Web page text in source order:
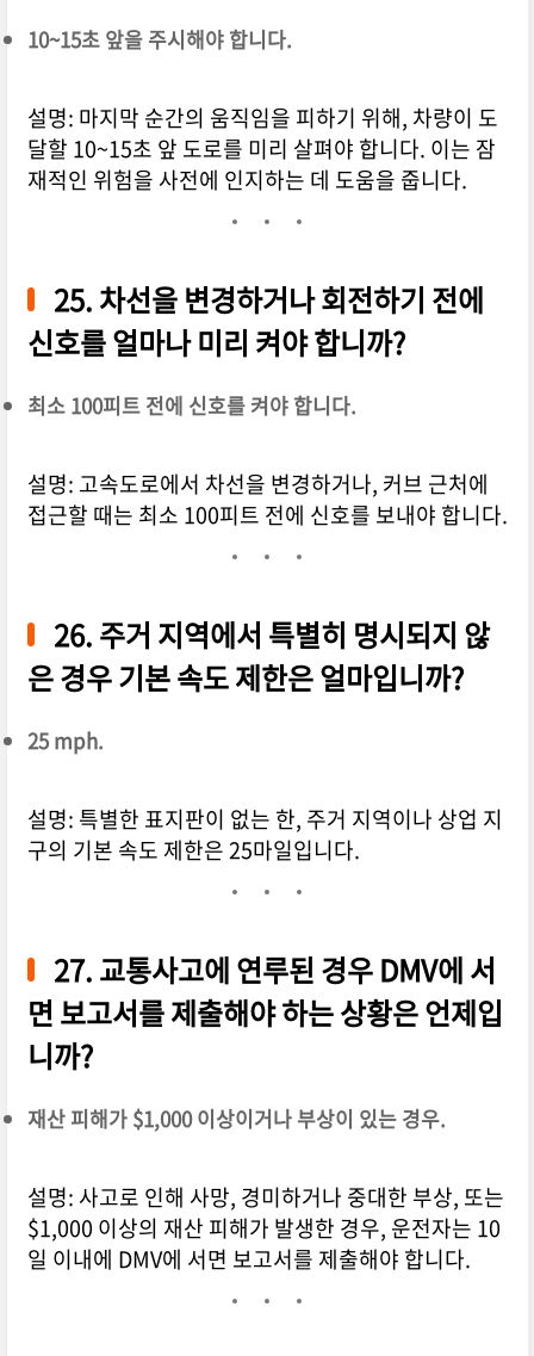
10~15초 앞을 주시해야 합니다.
설명: 마지막 순간의 움직임을 피하기 위해, 차량이 도
달할 10~15초 앞 도로를 미리 살펴야 합니다. 이는 잠
재적인 위험을 사전에 인지하는 데 도움을 줍니다.
25. 차선을 변경하거나 회전하기 전에
신호를 얼마나 미리 켜야 합니까?
최소 100피트 전에 신호를 켜야 합니다.
설명: 고속도로에서 차선을 변경하거나, 커브 근처에
접근할 때는 최소 100피트 전에 신호를 보내야 합니다.
26. 주거 지역에서 특별히 명시되지 않
은 경우 기본 속도 제한은 얼마입니까?
25 mph.
설명: 특별한 표지판이 없는 한, 주거 지역이나 상업 지
구의 기본 속도 제한은 25마일입니다.
27. 교통사고에 연루된 경우 DMV에 서
면 보고서를 제출해야 하는 상황은 언제입
니까?
재산 피해가 $1,000 이상이거나 부상이 있는 경우.
설명: 사고로 인해 사망, 경미하거나 중대한 부상, 또는
$1,000 이상의 재산 피해가 발생한 경우, 운전자는 10
일 이내에 DMV에 서면 보고서를 제출해야 합니다.